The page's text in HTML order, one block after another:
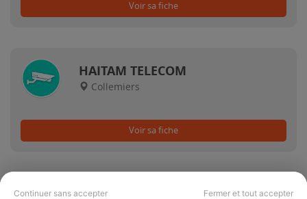
Continuer sans accepter Fermer et tout accepter
Voir sa fiche
HAITAM TELECOM
Collemiers
Voir sa fiche